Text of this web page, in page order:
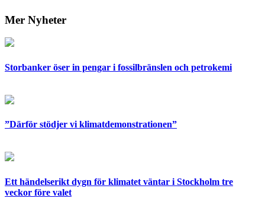
Mer Nyheter
Storbanker öser in pengar i fossilbränslen och petrokemi
”Därför stödjer vi klimatdemonstrationen”
Ett händelserikt dygn för klimatet väntar i Stockholm tre
veckor före valet